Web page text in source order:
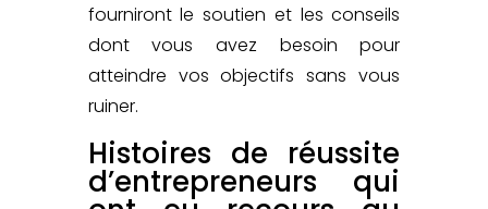
fourniront le soutien et les conseils
dont vous avez besoin pour
atteindre vos objectifs sans vous
ruiner.
Histoires de réussite
d’entrepreneurs qui